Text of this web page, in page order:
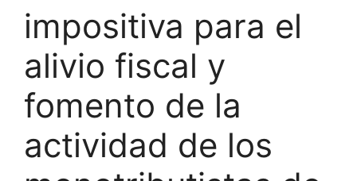
impositiva para el
alivio fiscal y
fomento de la
actividad de los